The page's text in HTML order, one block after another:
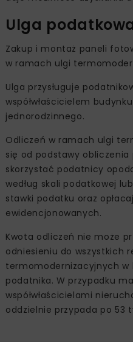
Ulga
Zakup i montaż paneli
w ramach ulgi
Ulga przysługuje
współwłaścicielem
jednorodzinnego.
Odliczeń w ramach ulgi
się od podstawy
skorzystać podatnicy
według skali podatkowej
stawki podatku oraz
ewidencjonowanych.
Kwota odliczeń nie może
odniesieniu do wszystkich
termomodernizacyjnych
podatnika. W przypadku
współwłaścicielami
oddzielnie przypada po 53